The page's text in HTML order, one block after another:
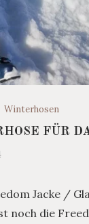
Winterhosen
FÜR
Jacke /
noch die